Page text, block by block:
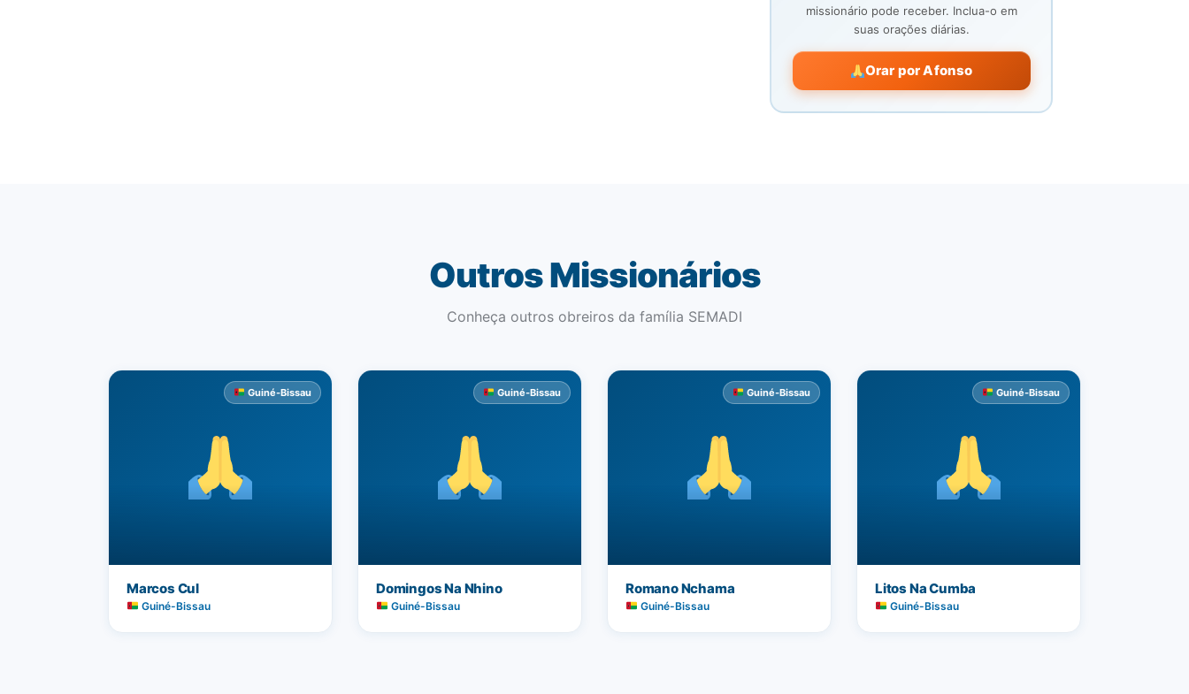
missionário pode receber. Inclua-o em
suas orações diárias.
Orar por Afonso
Outros Missionários
Conheça outros obreiros da família SEMADI
Guiné-Bissau
Marcos Cul
Guiné-Bissau
Guiné-Bissau
Domingos Na Nhino
Guiné-Bissau
Guiné-Bissau
Romano Nchama
Guiné-Bissau
Guiné-Bissau
Litos Na Cumba
Guiné-Bissau